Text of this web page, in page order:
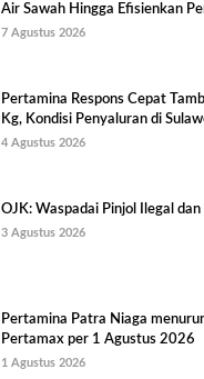
Air Sawah Hingga Efisienkan
Kg
7 Agustus 2026
Pertamina Respons Cepat
Kg, Kondisi Penyaluran di
Berlangsung Kondusif
4 Agustus 2026
OJK: Waspadai Pinjol Ilegal dan
3 Agustus 2026
Pertamina Patra Niaga
Pertamax per 1 Agustus 2026
1 Agustus 2026